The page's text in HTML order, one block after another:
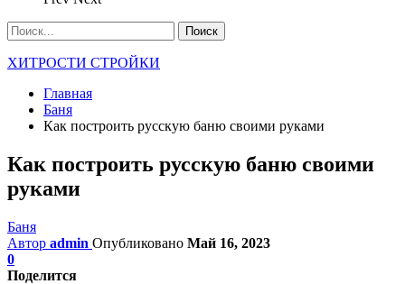
ХИТРОСТИ СТРОЙКИ
Главная
Баня
Как построить русскую баню своими руками
Как построить русскую баню своими
руками
Баня
Автор admin Опубликовано Май 16, 2023
0
Поделится